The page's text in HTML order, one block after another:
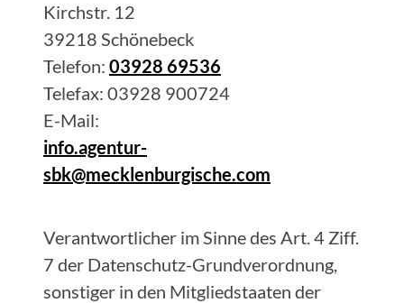
Kirchstr. 12
39218 Schönebeck
Telefon: 03928 69536
Telefax: 03928 900724
E-Mail:
info.agentur-
sbk@mecklenburgische.com
Verantwortlicher im Sinne des Art. 4 Ziff.
7 der Datenschutz-Grundverordnung,
sonstiger in den Mitgliedstaaten der